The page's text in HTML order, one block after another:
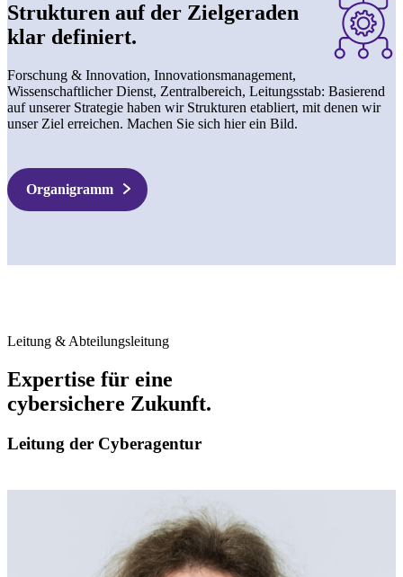
Strukturen auf der Zielgeraden
klar definiert.
Forschung & Innovation, Innovationsmanagement,
Wissenschaftlicher Dienst, Zentralbereich, Leitungsstab: Basierend
auf unserer Strategie haben wir Strukturen etabliert, mit denen wir
unser Ziel erreichen. Machen Sie sich hier ein Bild.
Organigramm
Leitung & Abteilungsleitung
Expertise für eine
cybersichere Zukunft.
Leitung der Cyberagentur